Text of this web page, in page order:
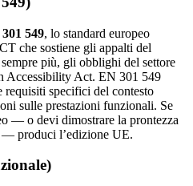
549, lo standard europeo
che sostiene gli appalti del
più, gli obblighi del settore
Accessibility Act. EN 301 549
specifici del contesto
sulle prestazioni funzionali. Se
— o devi dimostrare la prontezza
— produci l’edizione UE.